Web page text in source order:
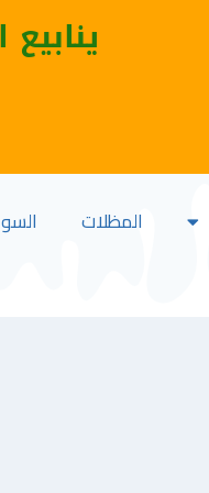
المظلات